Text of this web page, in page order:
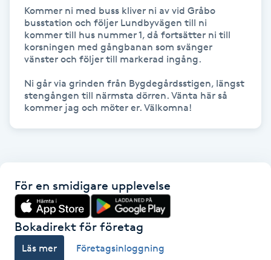
Gellack med förstärkning
Gravidmassage
Gruppträning
Hatha Yoga
Headspa
Kommer ni med buss kliver ni av vid Gråbo
busstation och följer Lundbyvägen till ni
kommer till hus nummer 1, då fortsätter ni till
korsningen med gångbanan som svänger
vänster och följer till markerad ingång.
Ni går via grinden från Bygdegårdsstigen, längst
stengången till närmsta dörren. Vänta här så
kommer jag och möter er. Välkomna!
För en smidigare upplevelse
Bokadirekt för företag
Läs mer Företagsinloggning